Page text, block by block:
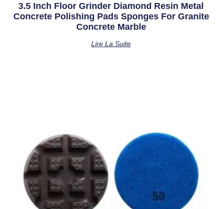
3.5 Inch Floor Grinder Diamond Resin Metal
Concrete Polishing Pads Sponges For Granite
Concrete Marble
Lire La Suite